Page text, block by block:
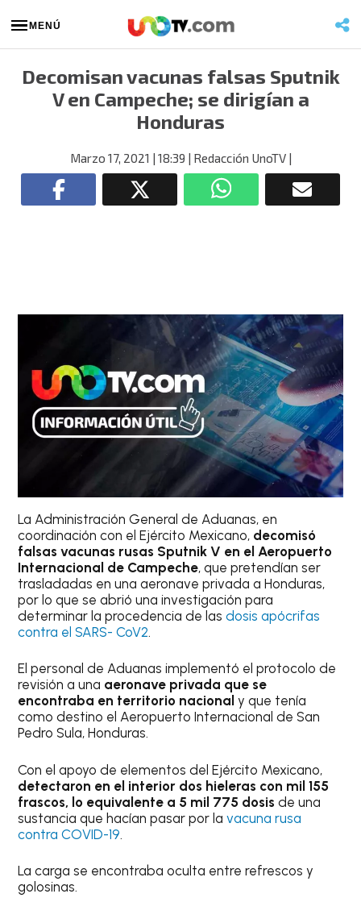
MENÚ
Decomisan vacunas falsas Sputnik
V en Campeche; se dirigían a
Honduras
Marzo 17, 2021 | 18:39 | Redacción UnoTV|
La Administración General de Aduanas, en
coordinación con el Ejército Mexicano, decomisó
falsas vacunas rusas Sputnik V en el Aeropuerto
Internacional de Campeche, que pretendían ser
trasladadas en una aeronave privada a Honduras,
por lo que se abrió una investigación para
determinar la procedencia de lasdosis apócrifas
contra el SARS- CoV2.
El personal de Aduanas implementó el protocolo de
revisión a una aeronave privada que se
encontraba en territorio nacional y que tenía
como destino el Aeropuerto Internacional de San
Pedro Sula, Honduras.
Con el apoyo de elementos del Ejército Mexicano,
detectaron en el interior dos hieleras con mil 155
frascos, lo equivalente a 5 mil 775 dosisde una
sustancia que hacían pasar por lavacuna rusa
contra COVID-19.
La carga se encontraba oculta entre refrescos y
golosinas.